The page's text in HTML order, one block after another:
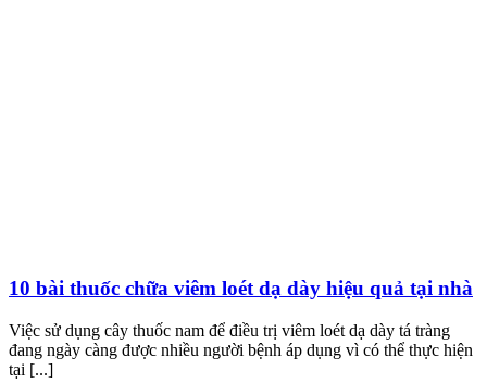
10 bài thuốc chữa viêm loét dạ dày hiệu quả tại nhà
Việc sử dụng cây thuốc nam để điều trị viêm loét dạ dày tá tràng
đang ngày càng được nhiều người bệnh áp dụng vì có thể thực hiện
tại [...]